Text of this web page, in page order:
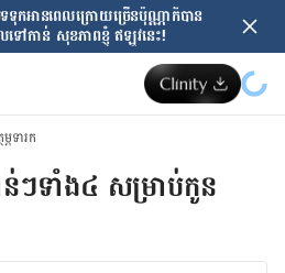
ទុកអានពេលក្រោយ​ច្រើនប៉ុណ្ណាក៏បាន
ៅកាន់ សុខភាពខ្ញុំ ឥឡូវនេះ!
ភទារក
ៗ​ទាំង​៤ សម្រាប់​កូន​​